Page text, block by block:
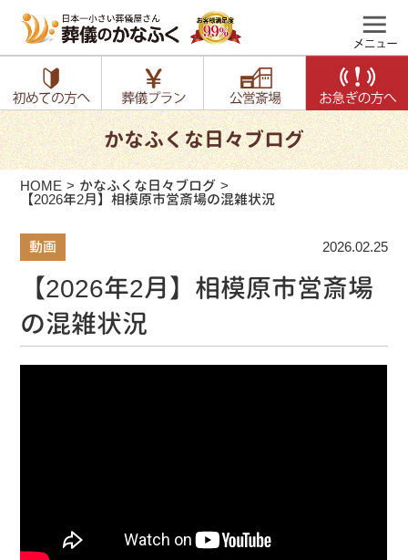
かなふくな日々ブログ
HOME かなふくな日々ブログ
【2026年2月】相模原市営斎場の混雑状況
動画 2026.02.25
【2026年2月】相模原市営斎場
の混雑状況